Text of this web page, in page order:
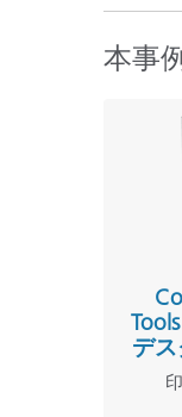
本事
デス